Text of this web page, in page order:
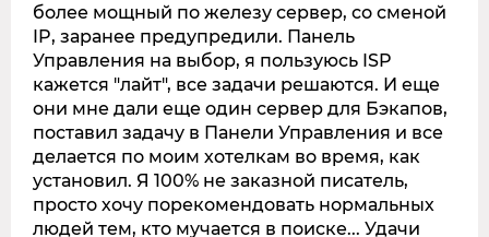
более мощный по железу сервер, со сменой
IP, заранее предупредили. Панель
Управления на выбор, я пользуюсь ISP
кажется "лайт", все задачи решаются. И еще
они мне дали еще один сервер для Бэкапов,
поставил задачу в Панели Управления и все
делается по моим хотелкам во время, как
установил. Я 100% не заказной писатель,
просто хочу порекомендовать нормальных
людей тем, кто мучается в поиске... Удачи